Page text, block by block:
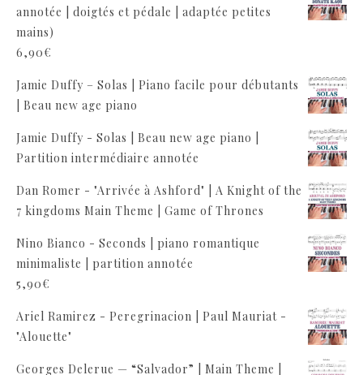
annotée | doigtés et pédale | adaptée petites
mains)
6,90€
Jamie Duffy – Solas | Piano facile pour débutants
| Beau new age piano
Jamie Duffy - Solas | Beau new age piano |
Partition intermédiaire annotée
Dan Romer - "Arrivée à Ashford" | A Knight of the
7 kingdoms Main Theme | Game of Thrones
Nino Bianco - Seconds | piano romantique
minimaliste | partition annotée
5,90€
Ariel Ramirez - Peregrinacion | Paul Mauriat -
"Alouette"
Georges Delerue — “Salvador” | Main Theme |